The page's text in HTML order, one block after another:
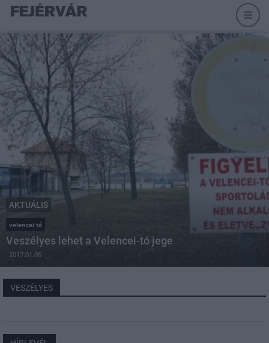
AKTUÁLIS
velencei tó
Veszélyes lehet a Velencei-tó jege
2017.01.05
VESZÉLYES